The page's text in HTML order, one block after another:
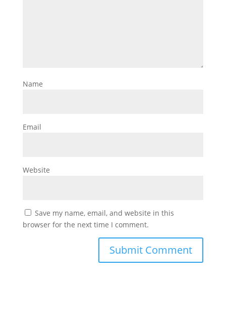
Name
Email
Website
Save my name, email, and website in this
browser for the next time I comment.